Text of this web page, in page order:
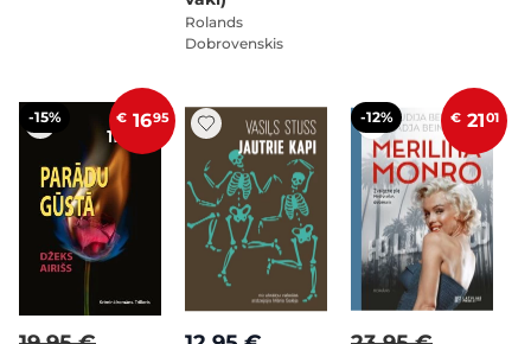
Rolands
Dobrovenskis
-15% € 1695 -12% € 2101